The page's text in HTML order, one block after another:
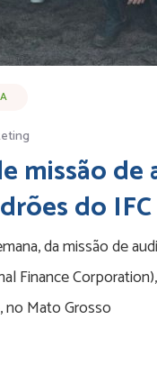
missão
do IFC
da missão de
Finance
no Mato Grosso